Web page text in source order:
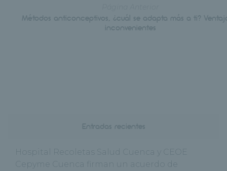
Métodos anticonceptivos, ¿cuál se adapta más a ti?
inconvenientes
Hospital Recoletas Salud Cuenca y CEOE
Cepyme Cuenca firman un acuerdo de